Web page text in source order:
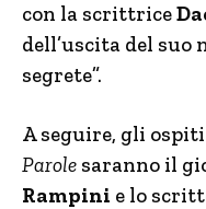
con la scrittrice
dell’uscita del
segrete”.
A seguire, gli
Parole saranno il
Rampini e lo